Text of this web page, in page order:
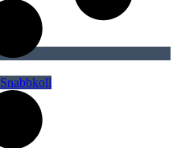
Snabbkoll